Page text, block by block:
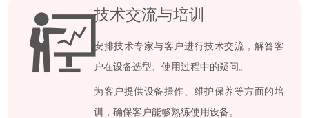
技术交流与培训
安排技术专家与客户进行技术交流，解答客
户在设备选型、使用过程中的疑问。
为客户提供设备操作、维护保养等方面的培
训，确保客户能够熟练使用设备。